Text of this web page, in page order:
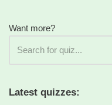
Want more?
Latest quizzes: